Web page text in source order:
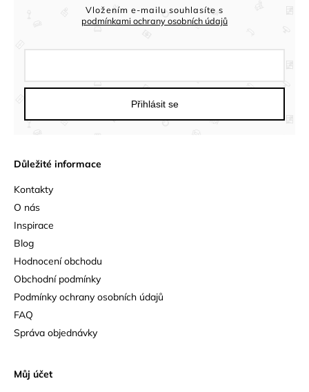
Důležité informace
Kontakty
O nás
Inspirace
Blog
Hodnocení obchodu
Obchodní podmínky
Podmínky ochrany osobních údajů
FAQ
Správa objednávky
Můj účet
Vložením e-mailu souhlasíte s
podmínkami ochrany osobních údajů
Přihlásit se